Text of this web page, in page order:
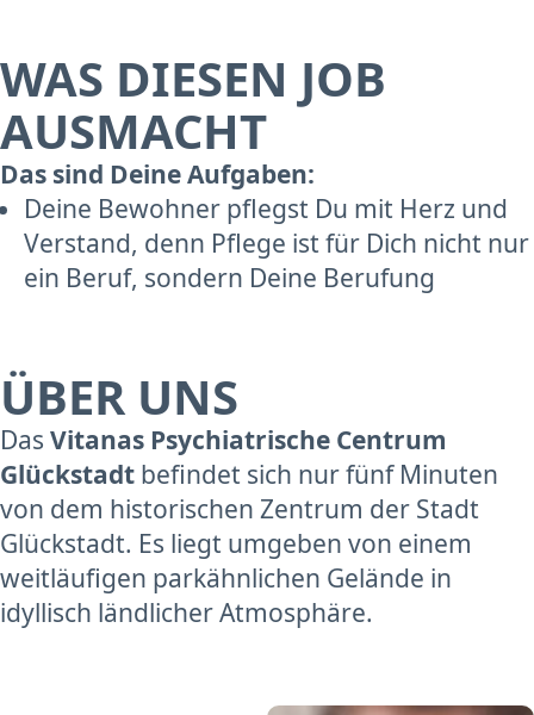
WAS DIESEN JOB
AUSMACHT
Das sind Deine Aufgaben:
Deine Bewohner pflegst Du mit Herz und
Verstand, denn Pflege ist für Dich nicht nur
ein Beruf, sondern Deine Berufung
ÜBER UNS
Das Vitanas Psychiatrische Centrum
Glückstadt befindet sich nur fünf Minuten
von dem historischen Zentrum der Stadt
Glückstadt. Es liegt umgeben von einem
weitläufigen parkähnlichen Gelände in
idyllisch ländlicher Atmosphäre.